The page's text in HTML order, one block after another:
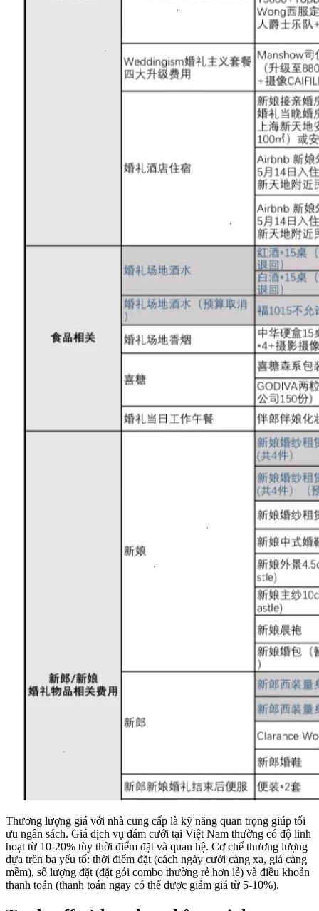
Thương lượng giá với nhà cung cấp là kỹ năng quan trọng giúp tối
ưu ngân sách. Giá dịch vụ đám cưới tại Việt Nam thường có độ linh
hoạt từ 10-20% tùy thời điểm đặt và quan hệ. Cơ chế thương lượng
dựa trên ba yếu tố: thời điểm đặt (cách ngày cưới càng xa, giá càng
mềm), số lượng đặt (đặt gói combo thường rẻ hơn lẻ) và điều khoản
thanh toán (thanh toán ngay có thể được giảm giá từ 5-10%).